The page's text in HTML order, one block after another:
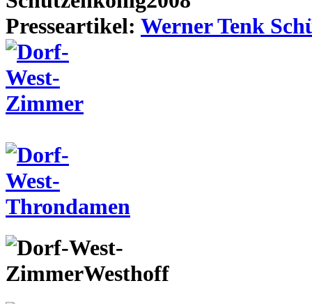
Presseartikel: Werner Tenk